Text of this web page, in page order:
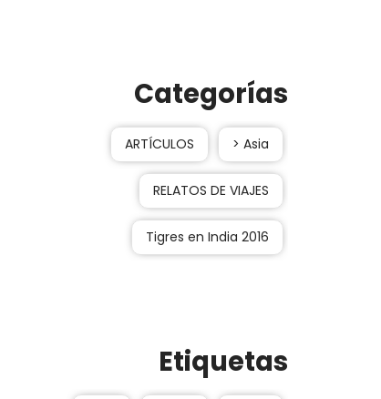
Categorías
> Asia
ARTÍCULOS
RELATOS DE VIAJES
Tigres en India 2016
Etiquetas